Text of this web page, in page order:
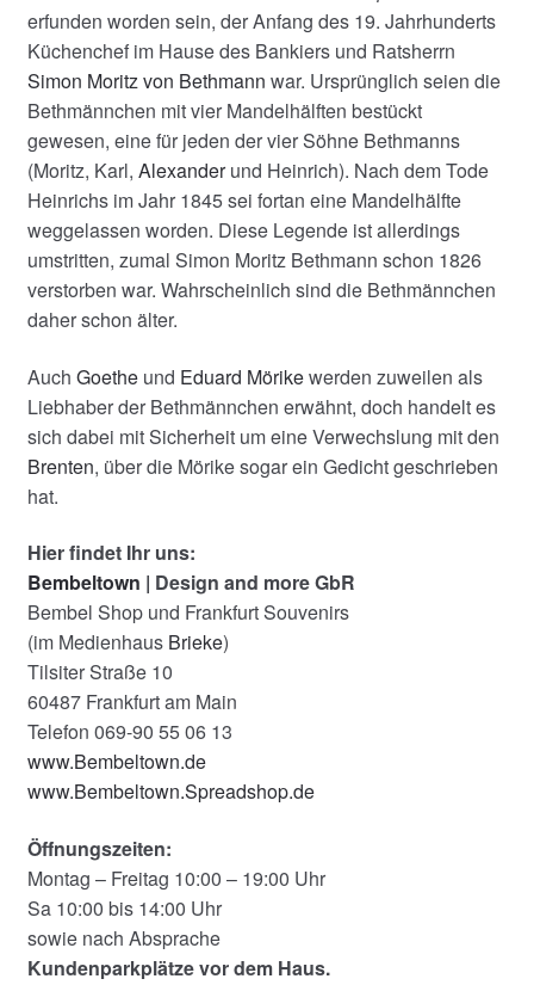
erfunden worden sein, der Anfang des 19. Jahrhunderts
Küchenchef im Hause des Bankiers und Ratsherrn
Simon Moritz von Bethmann war. Ursprünglich seien die
Bethmännchen mit vier Mandelhälften bestückt
gewesen, eine für jeden der vier Söhne Bethmanns
(Moritz, Karl, Alexanderund Heinrich). Nach dem Tode
Heinrichs im Jahr 1845 sei fortan eine Mandelhälfte
weggelassen worden. Diese Legende ist allerdings
umstritten, zumal Simon Moritz Bethmann schon 1826
verstorben war. Wahrscheinlich sind die Bethmännchen
daher schon älter.
Auch Goetheund Eduard Mörikewerden zuweilen als
Liebhaber der Bethmännchen erwähnt, doch handelt es
sich dabei mit Sicherheit um eine Verwechslung mit den
Brenten, über die Mörike sogar ein Gedicht geschrieben
hat.
Hier findet Ihr uns:
Bembeltown | Design and more GbR
Bembel Shop und Frankfurt Souvenirs
(im Medienhaus Brieke)
Tilsiter Straße 10
60487 Frankfurt am Main
Telefon 069-90 55 06 13
www.Bembeltown.de
www.Bembeltown.Spreadshop.de
Öffnungszeiten:
Montag – Freitag 10:00 – 19:00 Uhr
Sa 10:00 bis 14:00 Uhr
sowie nach Absprache
Kundenparkplätze vor dem Haus.